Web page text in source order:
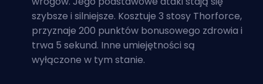
szybsze i silniejsze. Kosztuje 3 stosy Thorforce,
przyznaje 200 punktów bonusowego zdrowia i
trwa 5 sekund. Inne umiejętności są
wyłączone w tym stanie.